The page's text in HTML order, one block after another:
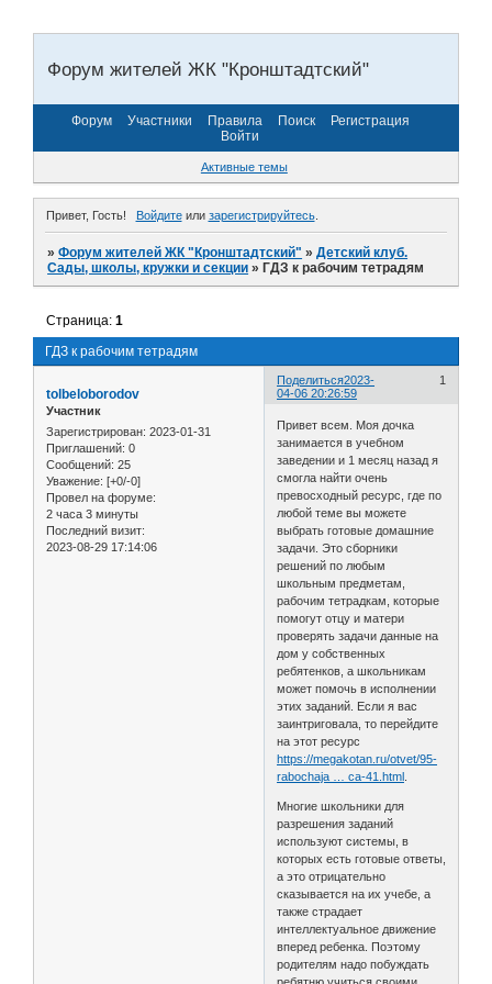
Форум жителей ЖК "Кронштадтский"
Форум Участники Правила Поиск
Регистрация
Войти
Активные темы
Привет, Гость! Войдитеили зарегистрируйтесь.
»Форум жителей ЖК "Кронштадтский" »Детский клуб.
Сады, школы, кружки и секции »ГДЗ к рабочим тетрадям
ГДЗ к рабочим тетрадям
Страница:1
Поделиться 1
2023-
04-06 20:26:59
tolbeloborodov
Участник
Зарегистрирован: 2023-01-31
Приглашений: 0
Сообщений: 25
Уважение: [+0/-0]
Провел на форуме:
2 часа 3 минуты
Последний визит:
2023-08-29 17:14:06
Привет всем. Моя дочка
занимается в учебном
заведении и 1 месяц назад я
смогла найти очень
превосходный ресурс, где по
любой теме вы можете
выбрать готовые домашние
задачи. Это сборники
решений по любым
школьным предметам,
рабочим тетрадкам, которые
помогут отцу и матери
проверять задачи данные на
дом у собственных
ребятенков, а школьникам
может помочь в исполнении
этих заданий. Если я вас
заинтриговала, то перейдите
на этот ресурс
https://megakotan.ru/otvet/95-
rabochaja … ca-41.html
Многие школьники для
разрешения заданий
используют системы, в
которых есть готовые ответы,
а это отрицательно
сказывается на их учебе, а
также страдает
интеллектуальное движение
вперед ребенка. Поэтому
родителям надо побуждать